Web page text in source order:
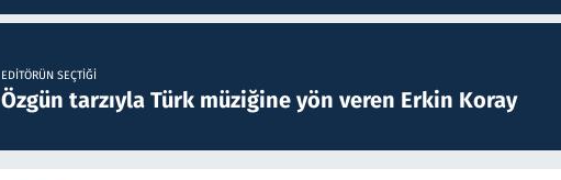
EDITÖRÜN SEÇTIĞI
Özgün tarzıyla Türk müziğine yön veren Erkin Koray